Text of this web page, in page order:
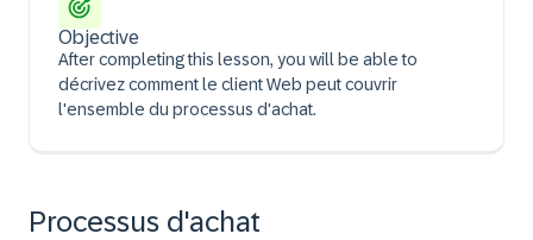
Objective
After completing this lesson, you will be able to
décrivez comment le client Web peut couvrir
l'ensemble du processus d'achat.
Processus d'achat